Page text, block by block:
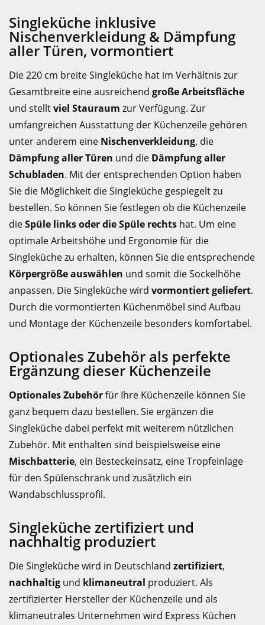
Singleküche inklusive
Nischenverkleidung & Dämpfung
aller Türen, vormontiert
Die 220 cm breite Singleküche hat im Verhältnis zur
Gesamtbreite eine ausreichend große Arbeitsfläche
und stelltviel Stauraum zur Verfügung. Zur
umfangreichen Ausstattung der Küchenzeile gehören
unter anderem eine Nischenverkleidung, die
Dämpfung aller Türen und die Dämpfung aller
Schubladen. Mit der entsprechenden Option haben
Sie die Möglichkeit die Singleküche gespiegelt zu
bestellen. So können Sie festlegen ob die Küchenzeile
dieSpüle links oder die Spüle rechts hat. Um eine
optimale Arbeitshöhe und Ergonomie für die
Singleküche zu erhalten, können Sie die entsprechende
Körpergröße auswählen und somit die Sockelhöhe
anpassen. Die Singleküche wird vormontiert geliefert.
Durch die vormontierten Küchenmöbel sind Aufbau
und Montage der Küchenzeile besonders komfortabel.
Optionales Zubehör als perfekte
Ergänzung dieser Küchenzeile
Optionales Zubehörfür Ihre Küchenzeile können Sie
ganz bequem dazu bestellen. Sie ergänzen die
Singleküche dabei perfekt mit weiterem nützlichen
Zubehör. Mit enthalten sind beispielsweise eine
Mischbatterie, ein Besteckeinsatz, eine Tropfeinlage
für den Spülenschrank und zusätzlich ein
Wandabschlussprofil.
Singleküche zertifiziert und
nachhaltig produziert
Die Singleküche wird in Deutschland zertifiziert,
nachhaltig und klimaneutral produziert. Als
zertifizierter Hersteller der Küchenzeile und als
klimaneutrales Unternehmen wird Express Küchen